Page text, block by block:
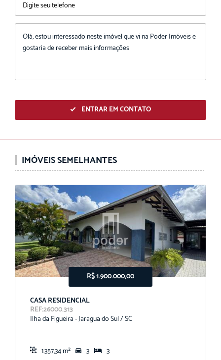
ENTRAR EM CONTATO
IMÓVEIS SEMELHANTES
R$ 1.900.000,00
CASA RESIDENCIAL
REF:26000.313
Ilha da Figueira - Jaragua do Sul / SC
1.357,34 m² 3 3